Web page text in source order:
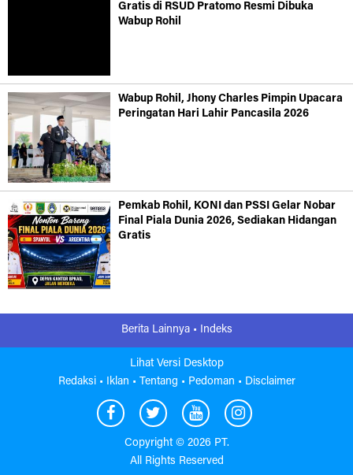
Gratis di RSUD Pratomo Resmi Dibuka
Wabup Rohil
Wabup Rohil, Jhony Charles Pimpin Upacara
Peringatan Hari Lahir Pancasila 2026
Pemkab Rohil, KONI dan PSSI Gelar Nobar
Final Piala Dunia 2026, Sediakan Hidangan
Gratis
Berita Lainnya • Indeks
Lihat Versi Desktop
Redaksi • Iklan • Tentang • Pedoman • Disclaimer
Copyright © 2026 PT.
All Rights Reserved